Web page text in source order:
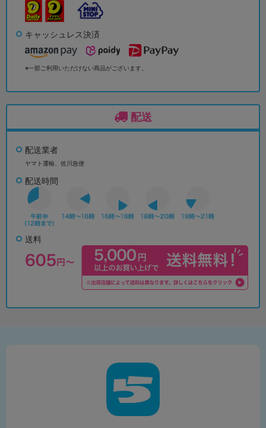
キャッシュレス決済
※一部ご利用いただけない商品がございます。
配送
配送業者
ヤマト運輸、佐川急便
配送時間
送料